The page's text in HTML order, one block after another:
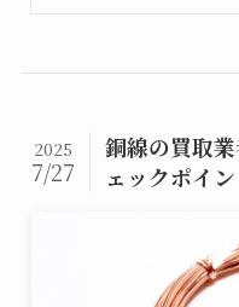
銅線の買取
ェックポイ
2025
7/27